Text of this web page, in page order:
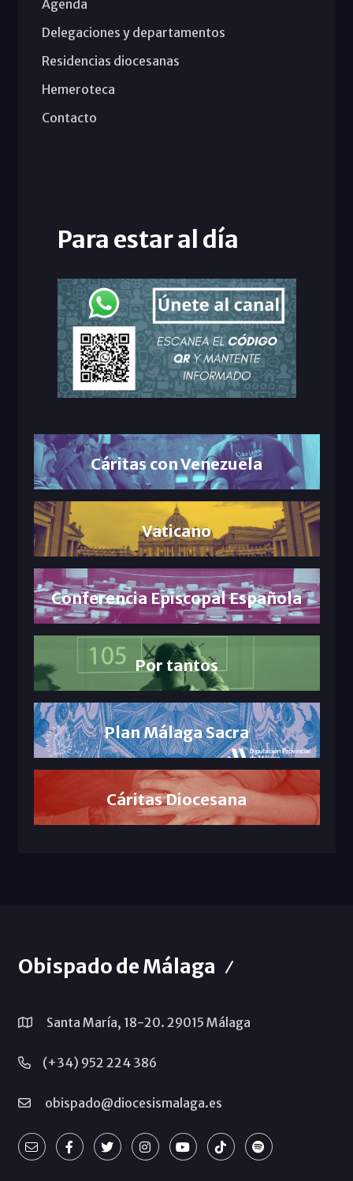
Agenda
Delegaciones y departamentos
Residencias diocesanas
Hemeroteca
Contacto
Para estar al día
Cáritas con Venezuela
Vaticano
Conferencia Episcopal Española
Por tantos
Plan Málaga Sacra
Cáritas Diocesana
Obispado de Málaga
Santa María, 18-20. 29015 Málaga
(+34) 952 224 386
obispado@diocesismalaga.es